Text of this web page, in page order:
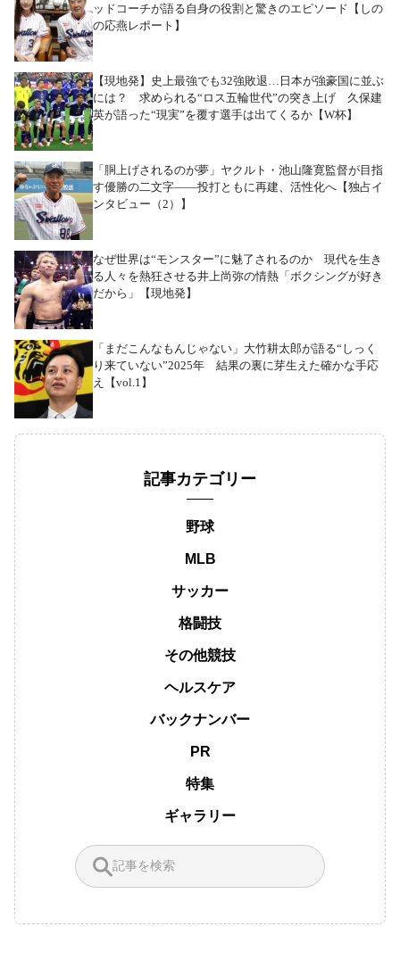
ッドコーチが語る自身の役割と驚きのエピソード【しの
の応燕レポート】
【現地発】史上最強でも32強敗退…日本が強豪国に並ぶ
には？ 求められる“ロス五輪世代”の突き上げ 久保建
英が語った“現実”を覆す選手は出てくるか【W杯】
「胴上げされるのが夢」ヤクルト・池山隆寛監督が目指
す優勝の二文字――投打ともに再建、活性化へ【独占イ
ンタビュー（2）】
なぜ世界は“モンスター”に魅了されるのか 現代を生き
る人々を熱狂させる井上尚弥の情熱「ボクシングが好き
だから」【現地発】
「まだこんなもんじゃない」大竹耕太郎が語る“しっく
り来ていない”2025年 結果の裏に芽生えた確かな手応
え【vol.1】
記事カテゴリー
野球
MLB
サッカー
格闘技
その他競技
ヘルスケア
バックナンバー
PR
特集
ギャラリー